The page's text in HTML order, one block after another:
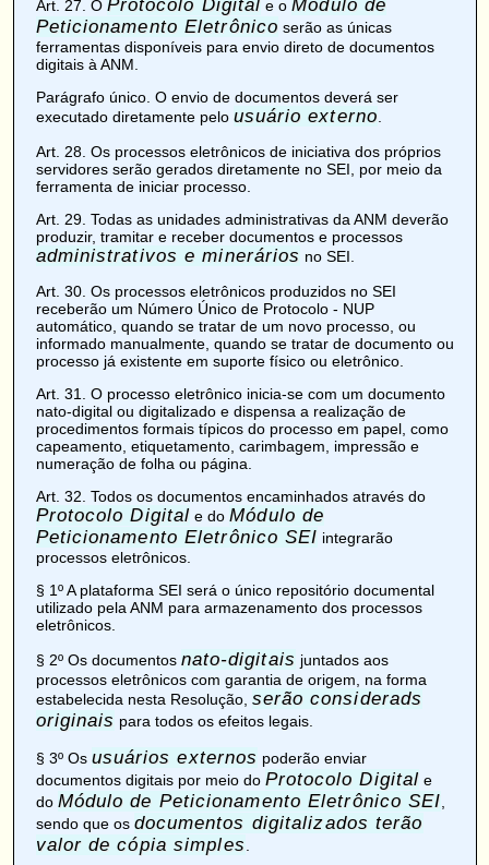
Art. 27 . O Protocolo Digital e oMódulo de
Peticionamento Eletrônico serão as únicas
ferramentas disponíveis para envio direto de documentos
digitais à ANM.
Parágrafo único. O envio de documentos deverá ser
executado diretamente pelo usuário externo
Art. 28. Os processos eletrônicos de iniciativa dos próprios
servidores serão gerados diretamente no SEI, por meio da
ferramenta de iniciar processo.
Art. 29. Todas as unidades administrativas da ANM deverão
produzir, tramitar e receber documentos e processos
administrativos e minerários no SEI.
Art. 30. Os processos eletrônicos produzidos no SEI
receberão um Número Único de Protocolo- NUP
automático, quando se tratar de um novo processo, ou
informado manualmente, quando se tratar de documento ou
processo já existente em suporte físico ou eletrônico.
Art. 31
. O processo eletrônico inicia-se com um documento
nato-digitalou digitalizadoe dispensa a realização de
procedimentos formais típicos do processo em papel, como
capeamento, etiquetamento, carimbagem, impressão e
numeração de folha ou página.
Art. 32 . Todos os documentos encaminhados através do
Protocolo Digital e doMódulo de
Peticionamento Eletrônico SEI integrarão
processos eletrônicos.
§ 1º A plataforma SEI será o único repositório documental
utilizado pela ANM para armazenamento dos processos
eletrônicos.
§ 2º Os documentos nato-digitais juntados aos
processos eletrônicos com garantia de origem, na forma
estabelecida nesta Resolução, serão considerads
originais para todos os efeitos legais.
§ 3º Os usuários externos poderão enviar
documentos digitais por meio do Protocolo Digital e
do Módulo de Peticionamento Eletrônico SEI
sendo que os documentos digitalizados terão
valor de cópia simples